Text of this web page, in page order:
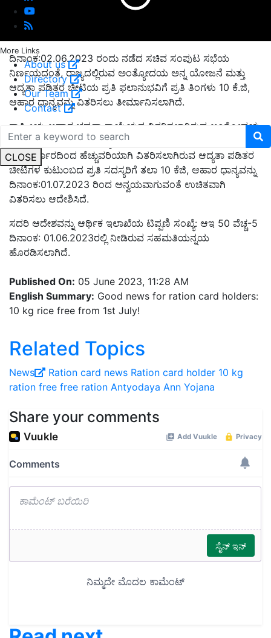
More Links
About us
Directory
Our Team
Contact
CLOSE
ದಿನಾಂಕ:02.06.2023 ರಂದು ನಡೆದ ಸಚಿವ ಸಂಪುಟ ಸಭೆಯ
ನಿರ್ಣಯದಂತೆ, ರಾಜ್ಯದಲ್ಲಿರುವ ಅಂತ್ಯೋದಯ ಅನ್ನ ಯೋಜನೆ ಮತ್ತು
ಆದ್ಯತಾ ಪಡಿತರ ಚೀಟಿಯ ಪ್ರತಿ ಫಲಾನುಭವಿಗೆ ಪ್ರತಿ ತಿಂಗಳು 10 ಕೆ.ಜಿ,
ಆಹಾರ ಧಾನ್ಯವನ್ನು ವಿತರಿಸಲು ತೀರ್ಮಾನಿಸಲಾಗಿದೆ.
ರಾಷ್ಟ್ರೀಯ ಆಹಾರ ಭದ್ರತಾ ಕಾಯ್ದೆಯನ ವಿತರಿಸಲಾಗಿರುವ ಅಂತ್ಯೋದಯ
ಅನ್ನ ಯೋಜನೆ (AAY), ಆದ್ಯತಾ ಕುಟುಂಬ ಪಡಿತರ ಚೀಟಿಗಳು ಹಾಗೂ
ರಾಜ್ಯ ಸರ್ಕಾರದಿಂದ ಹೆಚ್ಚುವರಿಯಾಗಿ ವಿತರಿಸಲಾಗಿರುವ ಆದ್ಯತಾ ಪಡಿತರ
ಚೀಟಿಗಳ ಕುಟುಂಬದ ಪ್ರತಿ ಸದಸ್ಯರಿಗೆ ತಲಾ 10 ಕೆಜಿ, ಆಹಾರ ಧಾನ್ಯವನ್ನು
ದಿನಾಂಕ:01.07.2023 ರಿಂದ ಅನ್ವಯವಾಗುವಂತೆ ಉಚಿತವಾಗಿ
ವಿತರಿಸಲು ಆದೇಶಿಸಿದೆ.
ಸದರಿ ಆದೇಶವನ್ನು ಆರ್ಥಿಕ ಇಲಾಖೆಯ ಟಿಪ್ಪಣಿ ಸಂಖ್ಯೆ: ಆಇ 50 ವೆಚ್ಚ-5
ದಿನಾಂಕ: 01.06.2023ರಲ್ಲಿ ನೀಡಿರುವ ಸಹಮತಿಯನ್ನಯ
ಹೊರಡಿಸಲಾಗಿದೆ.
Published On: 05 June 2023, 11:28 AM
English Summary: Good news for ration card holders:
10 kg rice free from 1st July!
Related Topics
News Ration card news Ration card holder 10 kg
ration free free ration Antyodaya Ann Yojana
Share your comments